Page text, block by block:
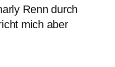
Renn durch
mich aber